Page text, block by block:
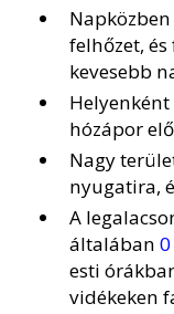
felhőzet,
kevesebb
Helyenként
hózápor
Nagy
nyugatira,
A
általában 0
esti
vidékeken